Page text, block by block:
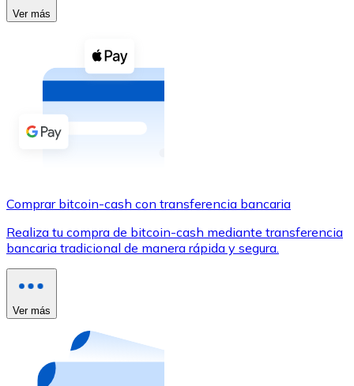
Efectivo
Comprar con efectivo
Transferencia SEPA
Añade fondos a tu cuenta Bitnovo o realiza compras
Utiliza tarjetas Visa y Mastercard para comprar
Comprar con tarjeta
Tienda - Tarjetas regalo
Compra tarjetas regalo de tus marcas favoritas con
Ir a la tienda de tarjetas regalo
Ver más
Comprar bitcoin-cash con transferencia bancaria
Realiza tu compra de bitcoin-cash mediante transferencia
bancaria tradicional de manera rápida y segura.
Ver más